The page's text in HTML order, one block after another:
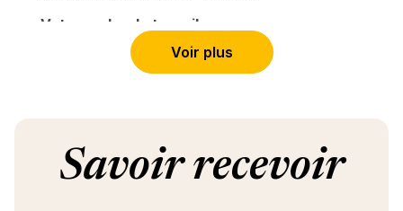
Votre cadre de travail
Chaque Resort compte plusieurs restaurants
et bars, évènementiels ou plus intimistes au
par les expériences show cooking et de
nombreux évènements festifs, vous ne
manquerez pas d’occasions d’exprimer votre
savoir-faire et votre créativité tout en vous
Voir plus
Savoir recevoir